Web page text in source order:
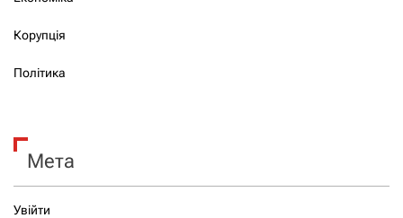
Корупція
Політика
Мета
Увійти